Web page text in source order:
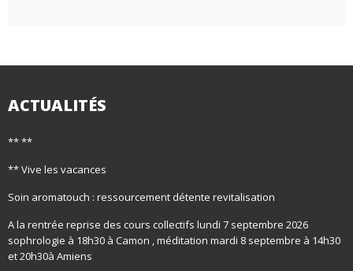
ACTUALITÉS
** **
** Vive les vacances
Soin aromatouch : ressourcement détente revitalisation
A la rentrée reprise des cours collectifs lundi 7 septembre 2026
sophrologie à 18h30 à Camon , méditation mardi 8 septembre à 14h30
et 20h30à Amiens